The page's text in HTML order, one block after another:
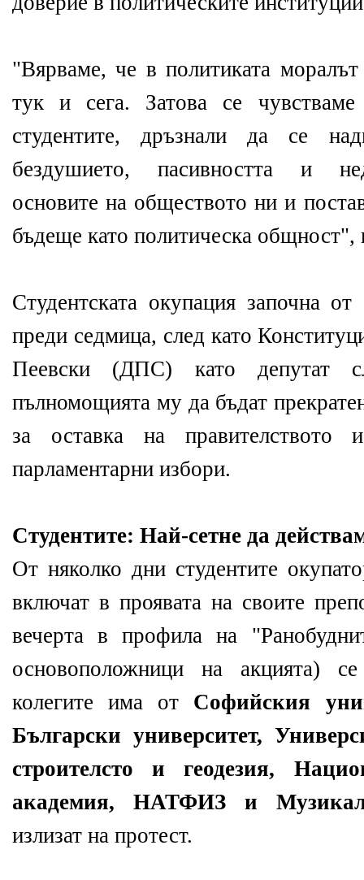
"Вярваме, че в политиката
тук и сега. Затова се
студентите, дръзнали да се
бездушието, пасивността и
основите на обществото ни и
бъдеще като политическа
Студентската окупация започна
преди седмица, след като
Пеевски (ДПС) като депутат
пълномощията му да бъдат
за оставка на правителството
парламентарни избори.
Студентите: Най-сетне да
От няколко дни студентите
включат в проявата на своите
вечерта в профила на
основоположници на акцията)
колегите има от Софийския
Български университет,
строителсто и геодезия,
академия, НАТФИЗ и
излизат на протест.